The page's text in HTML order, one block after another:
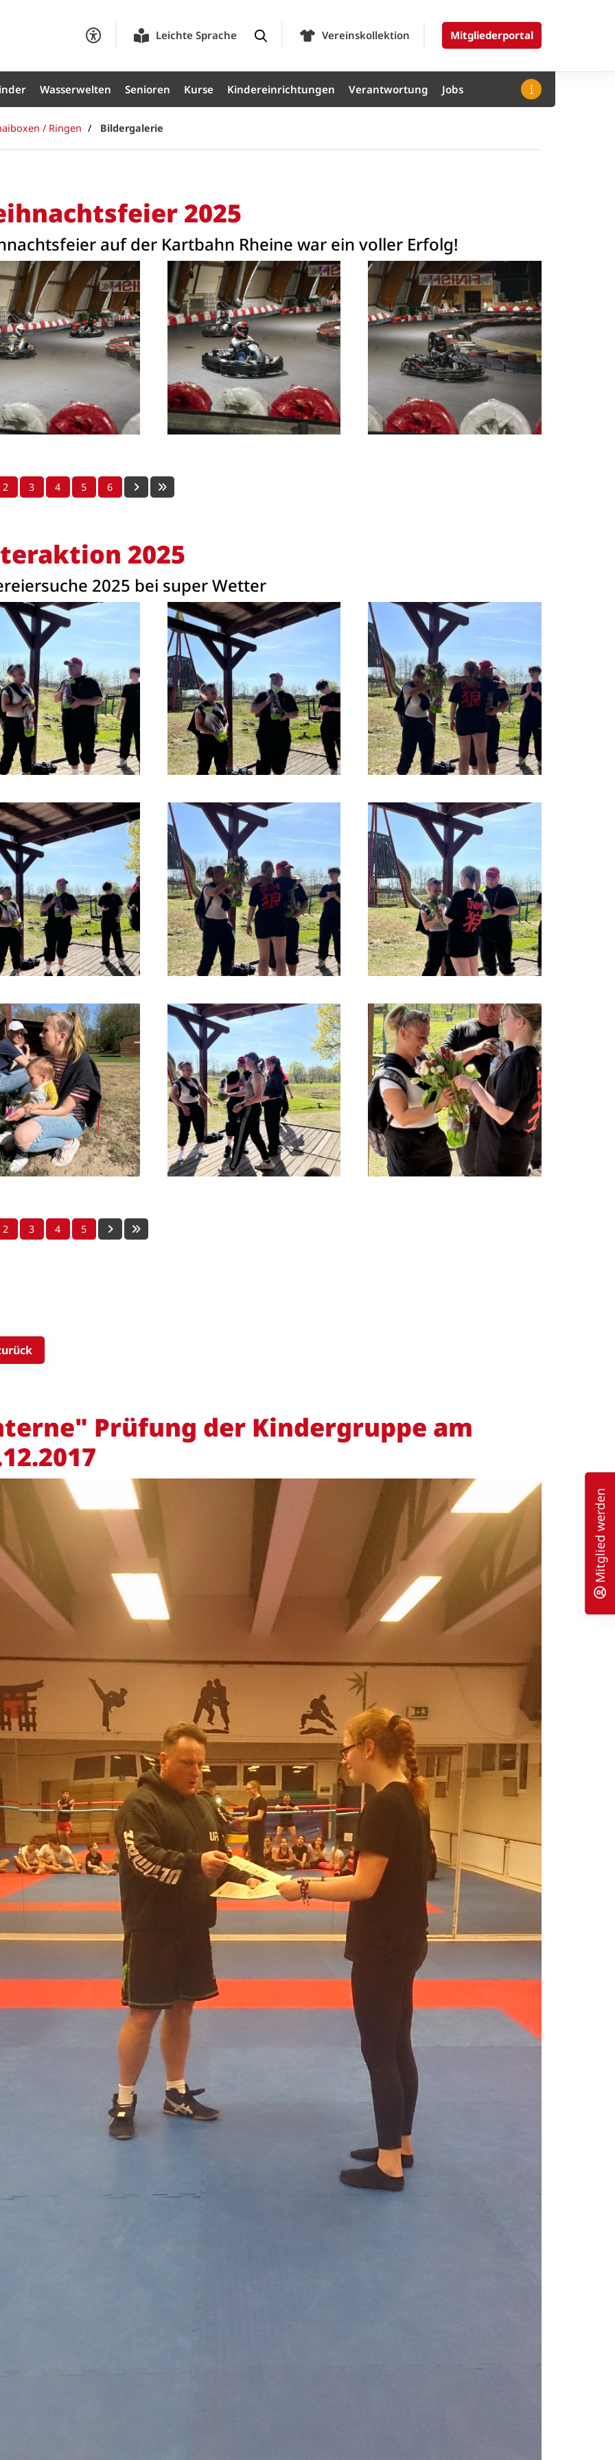
Leichte Sprache Vereinskollektion Mitgliederportal
Wasserwelten Senioren Kurse Kindereinrichtungen Verantwortung Jobs
/ Ringen Bildergalerie
2025
auf der Kartbahn Rheine war ein voller Erfolg!
2 3 4 5 6
2025
2025 bei super Wetter
2 3 4 5
Prüfung der Kindergruppe am
Mitglied werden
Anschrift
Turnverein Jahn-Rheine 1885 e.V.
Germanenallee 4
(für Navigationsgeräte Germanenallee
6)
48429 Rheine
Kontakt
05971-97490
info@tvjahnrheine.de
facebook
instagram